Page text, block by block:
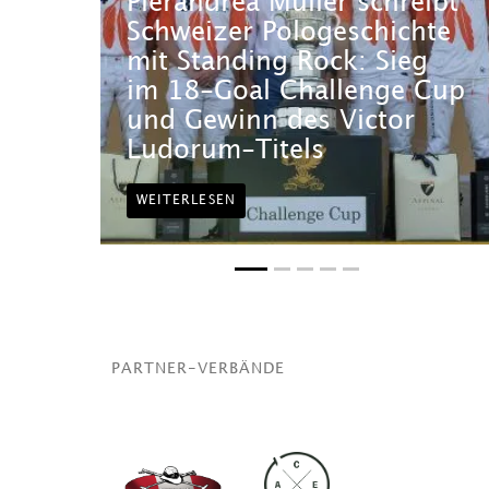
Schweizer Pologeschichte
mit Standing Rock: Sieg
im 18-Goal Challenge Cup
und Gewinn des Victor
Ludorum-Titels
WEITERLESEN
PARTNER-VERBÄNDE